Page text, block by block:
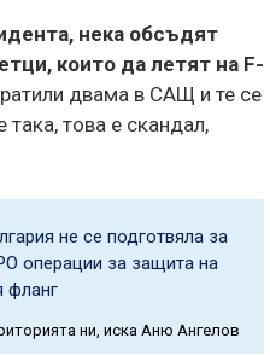
нека обсъдят
които да летят на F-
двама в САЩ и те се
така, това е скандал,
не се подготвяла за
операции за защита на
фланг
ни, иска Аню Ангелов